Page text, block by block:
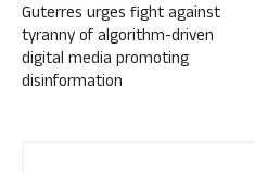
Guterres urges fight against
tyranny of algorithm-driven
digital media promoting
disinformation